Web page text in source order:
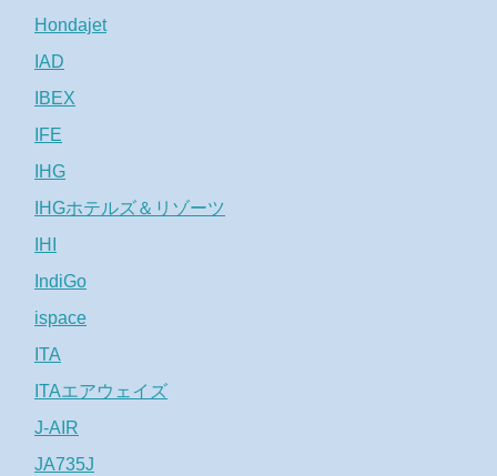
Hondajet
IAD
IBEX
IFE
IHG
IHGホテルズ＆リゾーツ
IHI
IndiGo
ispace
ITA
ITAエアウェイズ
J-AIR
JA735J